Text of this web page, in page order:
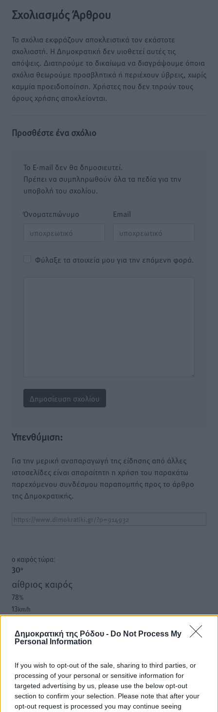
Δημοκρατική της Ρόδου - Do Not Process My
Personal Information
If you wish to opt-out of the sale, sharing to third parties, or
processing of your personal or sensitive information for
targeted advertising by us, please use the below opt-out
section to confirm your selection. Please note that after your
opt-out request is processed you may continue seeing
Σχολιασμός Άρθρου
Τα σχόλια εκφράζουν αποκλειστικά τον εκάστοτε
σχολιαστή. Η Δημοκρατική δεν υιοθετεί αυτές τις
απόψεις. Διατηρούμε το δικαίωμα να διαγράψουμε όποια
σχόλια θεωρούμε προσβλητικά ή περιέχουν ύβρεις, χωρίς
καμμία προειδοποίηση. Χρήστες που δεν τηρούν τους
όρους χρήσης αποκλείονται.
Προσθέστε ένα σχόλιο
Το E-mail δεν θα δημοσιευτεί.
Πρέπει να συμπληρωθούν όλα τα πεδία για την
υποβολή του σχολίου.
Όνοματεπώνυμο Email
Φύλαξε τα στοιχεία μου για την επόμενη φορά.
Υπενθύμιση:
Για την μερική αναπαραγωγή της είδησης από άλλες
ιστοσελίδες είναι απαραίτητη η χρήση του παρακάτω
παρεχόμενου συνδέσμου παραπομπής προς το άρθρο
της Δημοκρατικής.
o καιρός τώρα:
30°
αίθριος καιρός
78%
13km/h
31°/32°
06:20
πρόγνωση:
31°
ΤΡ
29